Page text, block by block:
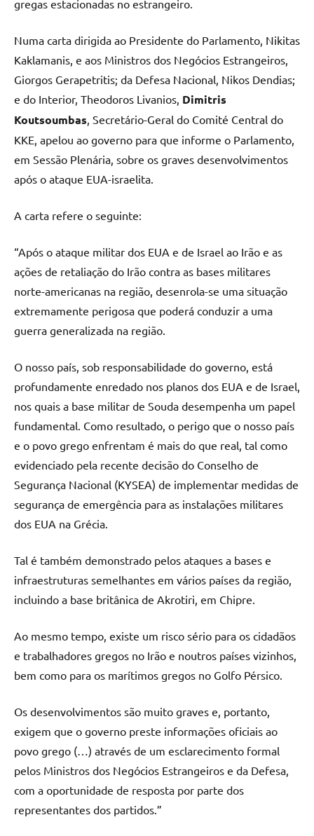
gregas estacionadas no estrangeiro.
Numa carta dirigida ao Presidente do Parlamento, Nikitas
Kaklamanis, e aos Ministros dos Negócios Estrangeiros,
Giorgos Gerapetritis; da Defesa Nacional, Nikos Dendias;
e do Interior, Theodoros Livanios, Dimitris
Koutsoumbas, Secretário-Geral do Comité Central do
KKE, apelou ao governo para que informe o Parlamento,
em Sessão Plenária, sobre os graves desenvolvimentos
após o ataque EUA-israelita.
A carta refere o seguinte:
“Após o ataque militar dos EUA e de Israel ao Irão e as
ações de retaliação do Irão contra as bases militares
norte-americanas na região, desenrola-se uma situação
extremamente perigosa que poderá conduzir a uma
guerra generalizada na região.
O nosso país, sob responsabilidade do governo, está
profundamente enredado nos planos dos EUA e de Israel,
nos quais a base militar de Souda desempenha um papel
fundamental. Como resultado, o perigo que o nosso país
e o povo grego enfrentam é mais do que real, tal como
evidenciado pela recente decisão do Conselho de
Segurança Nacional (KYSEA) de implementar medidas de
segurança de emergência para as instalações militares
dos EUA na Grécia.
Tal é também demonstrado pelos ataques a bases e
infraestruturas semelhantes em vários países da região,
incluindo a base britânica de Akrotiri, em Chipre.
Ao mesmo tempo, existe um risco sério para os cidadãos
e trabalhadores gregos no Irão e noutros países vizinhos,
bem como para os marítimos gregos no Golfo Pérsico.
Os desenvolvimentos são muito graves e, portanto,
exigem que o governo preste informações oficiais ao
povo grego (…) através de um esclarecimento formal
pelos Ministros dos Negócios Estrangeiros e da Defesa,
com a oportunidade de resposta por parte dos
representantes dos partidos.”